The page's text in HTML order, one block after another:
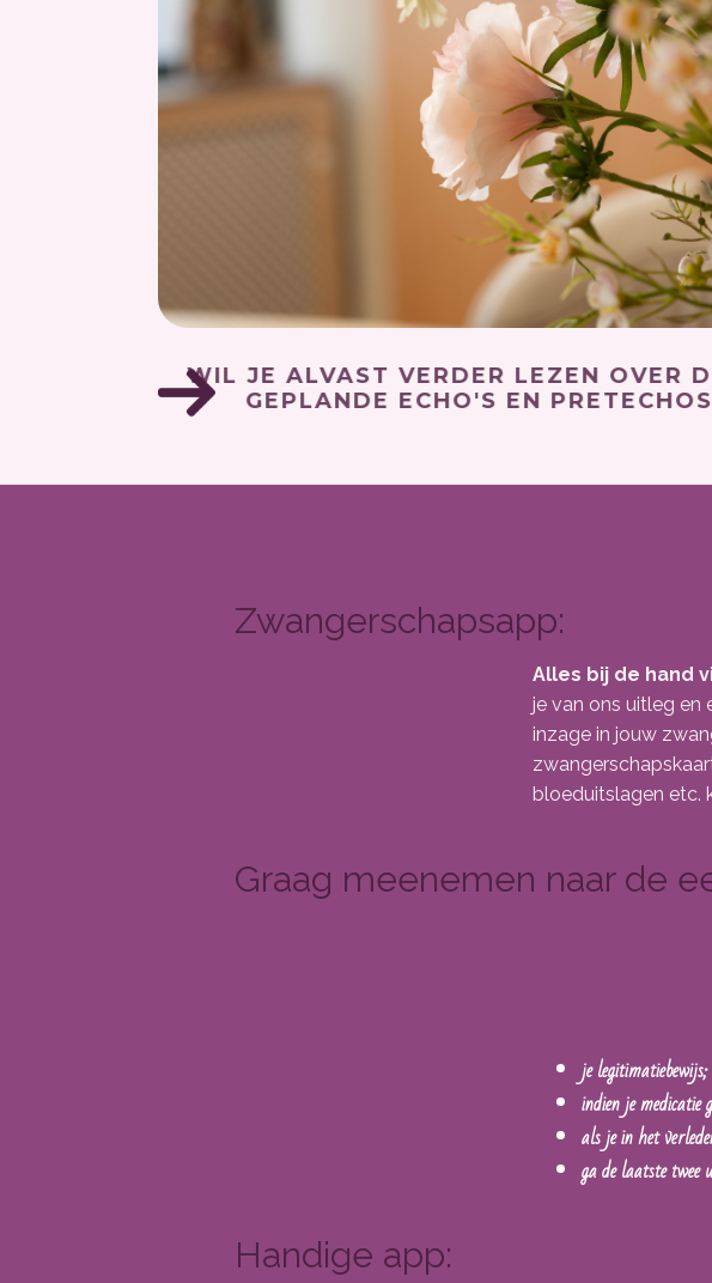
WIL JE ALVAST VERDER LEZEN
GEPLANDE ECHO'S EN
Zwangerschapsapp:
Graag meenemen naar de
Alles bij de hand
je van ons uitleg en
inzage in jouw
bloeduitslagen etc.
je legitimatiebewijs;
indien je
als je in het
ga de laatste twee
Handige app: